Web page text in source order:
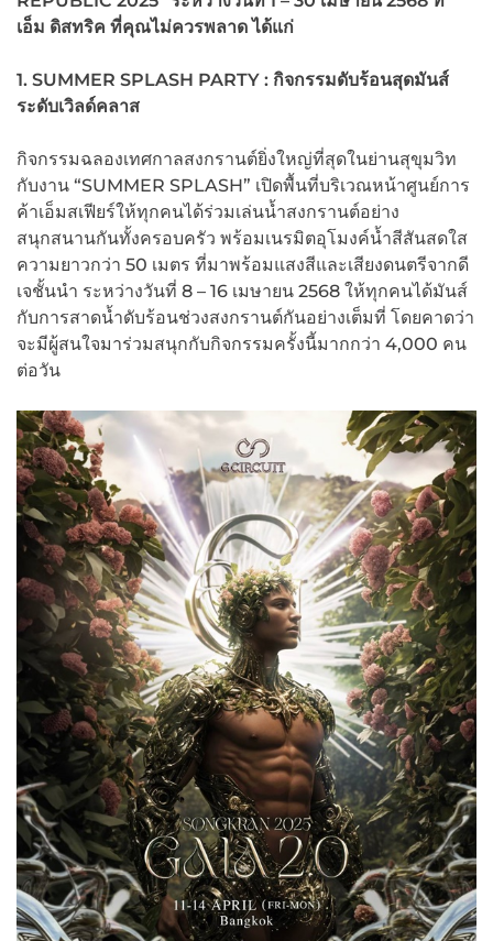
เอ็ม ดิสทริค ที่คุณไม่ควรพลาด ได้แก่
1. SUMMER SPLASH PARTY : กิจกรรมดับร้อนสุดมันส์
ระดับเวิลด์คลาส
กิจกรรมฉลองเทศกาลสงกรานต์ยิ่งใหญ่ที่สุดในย่านสุขุมวิท
กับงาน “SUMMER SPLASH” เปิดพื้นที่บริเวณหน้าศูนย์การ
ค้าเอ็มสเฟียร์ให้ทุกคนได้ร่วมเล่นน้ำสงกรานต์อย่าง
สนุกสนานกันทั้งครอบครัว พร้อมเนรมิตอุโมงค์น้ำสีสันสดใส
ความยาวกว่า 50 เมตร ที่มาพร้อมแสงสีและเสียงดนตรีจากดี
เจชั้นนำ ระหว่างวันที่ 8 – 16 เมษายน 2568 ให้ทุกคนได้มันส์
กับการสาดน้ำดับร้อนช่วงสงกรานต์กันอย่างเต็มที่ โดยคาดว่า
จะมีผู้สนใจมาร่วมสนุกกับกิจกรรมครั้งนี้มากกว่า 4,000 คน
ต่อวัน